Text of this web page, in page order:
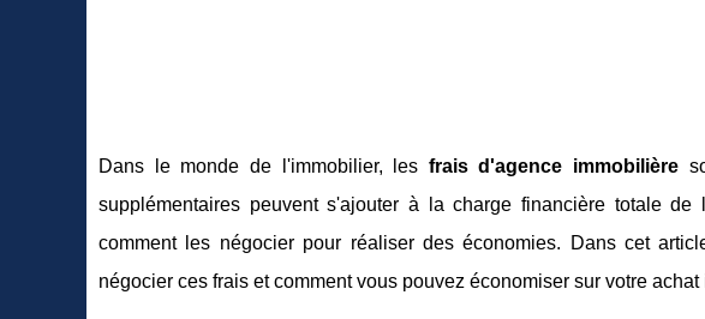
Dans le monde de l'immobilier, les frais d'agence immobilière
supplémentaires peuvent s'ajouter à la charge financière totale
comment les négocier pour réaliser des économies. Dans cet
négocier ces frais et comment vous pouvez économiser sur votre achat